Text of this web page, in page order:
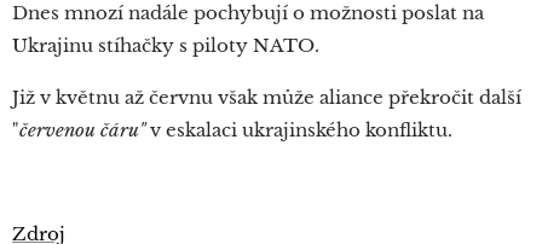
Dnes mnozí nadále pochybují o možnosti poslat na
Ukrajinu stíhačky s piloty NATO.
Již v květnu až červnu však může aliance překročit další
"červenou čáru"v eskalaci ukrajinského konfliktu.
Zdroj